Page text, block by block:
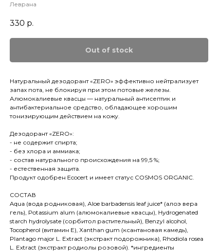
Леврана
330 р.
Out of stock
Натуральный дезодорант «ZERO» эффективно нейтрализует
запах пота, не блокируя при этом потовые железы.
Алюмокалиевые квасцы — натуральный антисептик и
антибактериальное средство, обладающее хорошим
тонизирующим действием на кожу.
Дезодорант «ZERO»:
- не содержит спирта;
- без хлора и аммиака;
- состав натурального происхождения на 99,5 %;
- естественная защита.
Продукт одобрен Ecocert и имеет статус COSMOS ORGANIC.
СОСТАВ
Aqua (вода родниковая), Aloe barbadensis leaf juice* (алоэ вера
гель), Potassium alum (алюмокалиевые квасцы), Hydrogenated
starch hydrolysate (сорбитол растительный), Benzyl alcohol,
Tocopherol (витамин Е), Xanthan gum (ксантановая камедь),
Plantago major L. Extract (экстракт подорожника), Rhodiola rosea
L. Extract (экстракт родиолы розовой). *ингредиенты